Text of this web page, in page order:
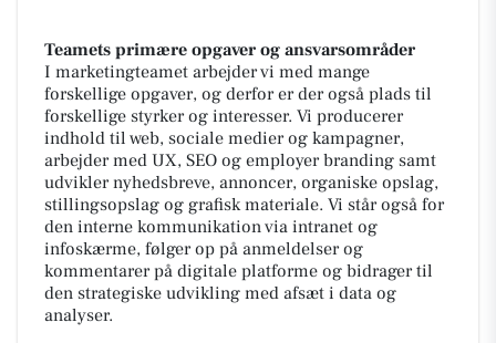
Teamets primære opgaver og ansvarsområder
I marketingteamet arbejder vi med mange
forskellige opgaver, og derfor er der også plads til
forskellige styrker og interesser. Vi producerer
indhold til web, sociale medier og kampagner,
arbejder med UX, SEO og employer branding samt
udvikler nyhedsbreve, annoncer, organiske opslag,
stillingsopslag og grafisk materiale. Vi står også for
den interne kommunikation via intranet og
infoskærme, følger op på anmeldelser og
kommentarer på digitale platforme og bidrager til
den strategiske udvikling med afsæt i data og
analyser.